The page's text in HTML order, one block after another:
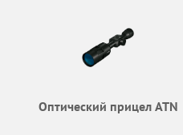
Оптический прицел ATN